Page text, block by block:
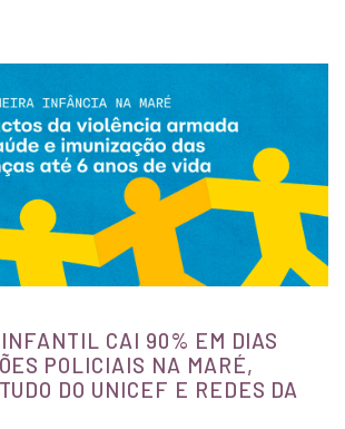
CAI 90% EM DIAS
POLICIAIS NA MARÉ,
DO UNICEF E REDES DA